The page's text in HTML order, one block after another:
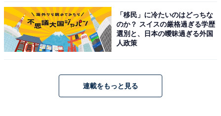
「移民」に冷たいのはどっちな
のか？ スイスの厳格過ぎる学歴
選別と、日本の曖昧過ぎる外国
人政策
連載をもっと見る